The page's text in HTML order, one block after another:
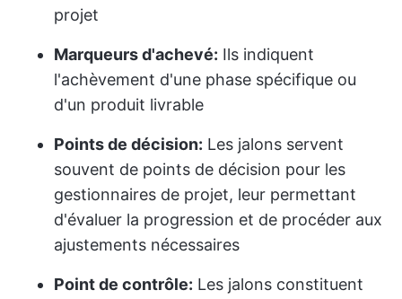
projet
Marqueurs d'achevé: Ils indiquent
l'achèvement d'une phase spécifique ou
d'un produit livrable
Points de décision: Les jalons servent
souvent de points de décision pour les
gestionnaires de projet, leur permettant
d'évaluer la progression et de procéder aux
ajustements nécessaires
Point de contrôle: Les jalons constituent